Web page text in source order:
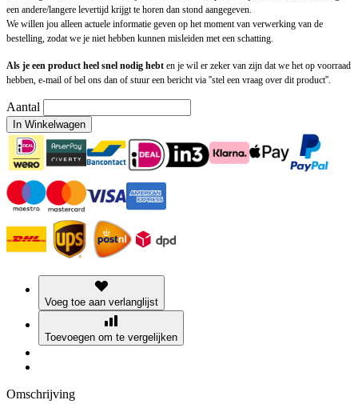
een andere/langere levertijd krijgt te horen dan stond aangegeven.
We willen jou alleen actuele informatie geven op het moment van verwerking van de
bestelling, zodat we je niet hebben kunnen misleiden met een schatting.
Als je een product heel snel nodig hebt en je wil er zeker van zijn dat we het op voorraad
hebben, e-mail of bel ons dan of stuur een bericht via ''stel een vraag over dit product''.
Aantal
In Winkelwagen
Voeg toe aan verlanglijst
Toevoegen om te vergelijken
Omschrijving